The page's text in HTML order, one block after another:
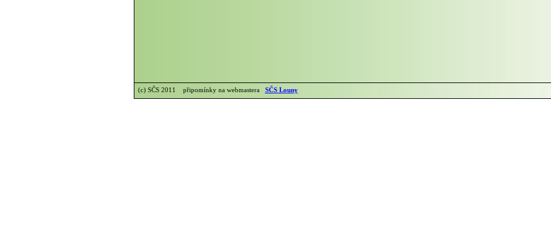
(c) SČS 2011 připomínky na webmastera SČS Louny